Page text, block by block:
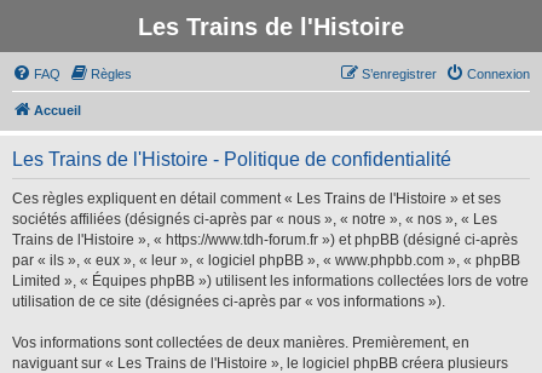
Les Trains de l'Histoire
FAQ Règles Connexion
S’enregistrer
Accueil
Les Trains de l'Histoire - Politique de confidentialité
Ces règles expliquent en détail comment « Les Trains de l'Histoire » et ses
sociétés affiliées (désignés ci-après par « nous », « notre », « nos », « Les
Trains de l'Histoire », « https://www.tdh-forum.fr ») et phpBB (désigné ci-après
par « ils », « eux », « leur », « logiciel phpBB », « www.phpbb.com », « phpBB
Limited », « Équipes phpBB ») utilisent les informations collectées lors de votre
utilisation de ce site (désignées ci-après par « vos informations »).
Vos informations sont collectées de deux manières. Premièrement, en
naviguant sur « Les Trains de l'Histoire », le logiciel phpBB créera plusieurs